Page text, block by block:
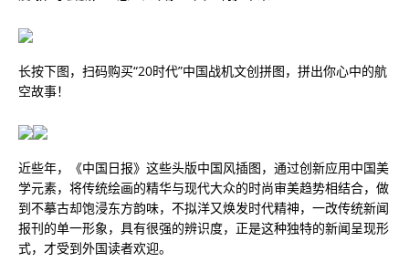
长按下图，扫码购买“20时代”中国战机文创拼图，拼出你心中的航
空故事！
近些年，《中国日报》这些头版中国风插图，通过创新应用中国美
学元素，将传统绘画的精华与现代大众的时尚审美趋势相结合，做
到不摹古却饱浸东方韵味，不拟洋又焕发时代精神，一改传统新闻
报刊的单一形象，具有很强的辨识度，正是这种独特的新闻呈现形
式，才受到外国读者欢迎。